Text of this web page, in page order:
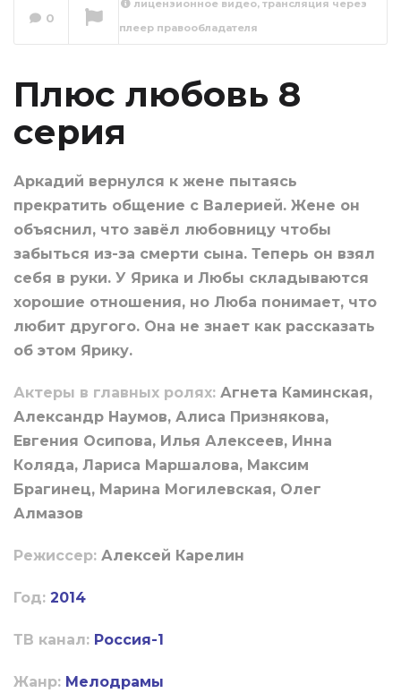
Плюс любовь 9
0
лицензионное видео, трансляция через
плеер правообладателя
Плюс любовь 8
серия
Аркадий вернулся к жене пытаясь
прекратить общение с Валерией. Жене он
объяснил, что завёл любовницу чтобы
забыться из-за смерти сына. Теперь он взял
себя в руки. У Ярика и Любы складываются
хорошие отношения, но Люба понимает, что
любит другого. Она не знает как рассказать
об этом Ярику.
Актеры в главных ролях: Агнета Каминская,
Александр Наумов, Алиса Признякова,
Евгения Осипова, Илья Алексеев, Инна
Коляда, Лариса Маршалова, Максим
Брагинец, Марина Могилевская, Олег
Алмазов
Режиссер: Алексей Карелин
Год: 2014
ТВ канал: Россия-1
Жанр: Мелодрамы